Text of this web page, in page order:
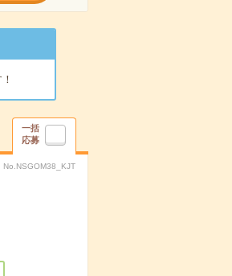
一括
応募
No.NSGOM38_KJT